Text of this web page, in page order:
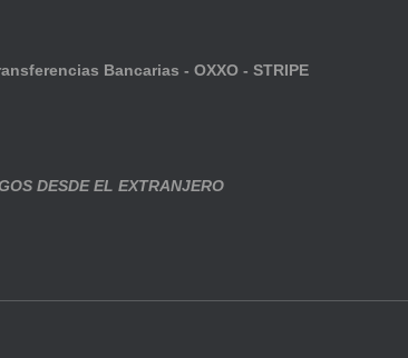
Bancarias - OXXO - STRIPE
DESDE EL EXTRANJERO